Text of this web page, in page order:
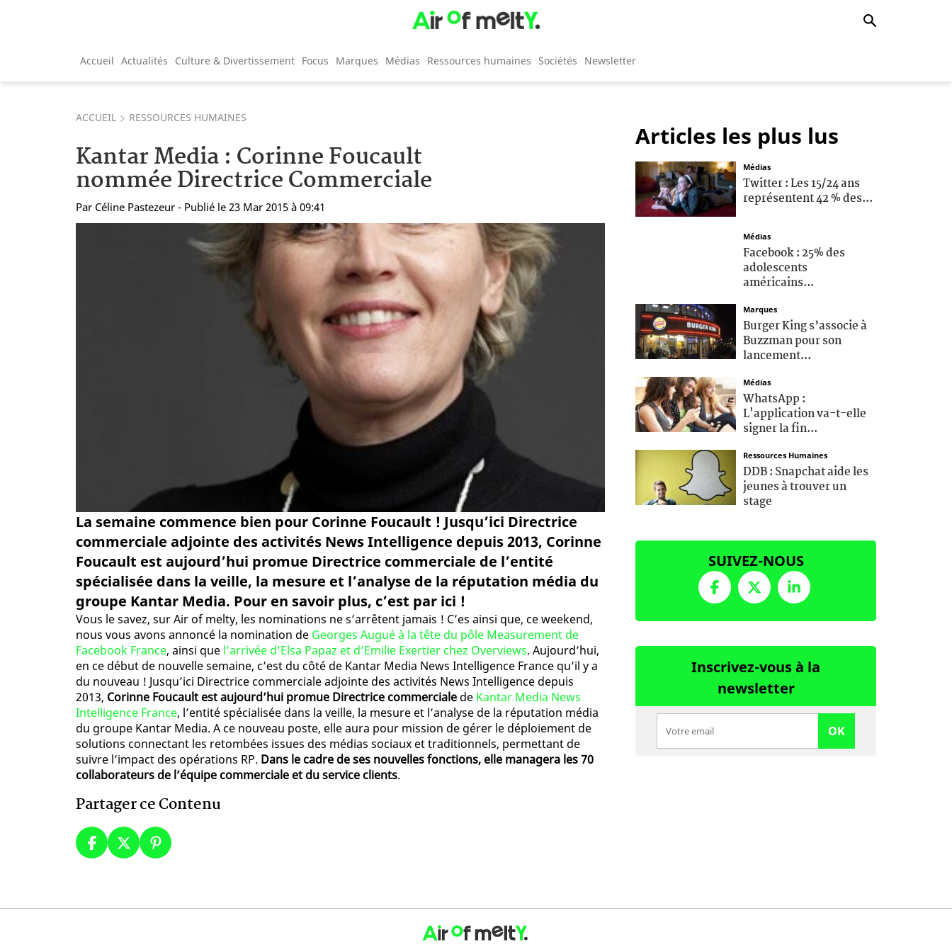
Accueil Actualités Culture & Divertissement Focus Marques Médias Ressources humaines Sociétés Newsletter
ACCUEIL RESSOURCES HUMAINES
Kantar Media : Corinne Foucault
nommée Directrice Commerciale
Par Céline Pastezeur - Publié le 23 Mar 2015 à 09:41
La semaine commence bien pour Corinne Foucault ! Jusqu’ici Directrice
commerciale adjointe des activités News Intelligence depuis 2013, Corinne
Foucault est aujourd’hui promue Directrice commerciale de l’entité
spécialisée dans la veille, la mesure et l’analyse de la réputation média du
groupe Kantar Media. Pour en savoir plus, c’est par ici !
Vous le savez, sur Air of melty, les nominations ne s’arrêtent jamais ! C’es ainsi que, ce weekend,
nous vous avons annoncé la nomination de Georges Augué à la tête du pôle Measurement de
Facebook France, ainsi que l’arrivée d’Elsa Papaz et d’Emilie Exertier chez Overviews. Aujourd’hui,
en ce début de nouvelle semaine, c’est du côté de Kantar Media News Intelligence France qu’il y a
du nouveau ! Jusqu’ici Directrice commerciale adjointe des activités News Intelligence depuis
2013, Corinne Foucault est aujourd’hui promue Directrice commerciale de Kantar Media News
Intelligence France, l’entité spécialisée dans la veille, la mesure et l’analyse de la réputation média
du groupe Kantar Media. A ce nouveau poste, elle aura pour mission de gérer le déploiement de
solutions connectant les retombées issues des médias sociaux et traditionnels, permettant de
suivre l’impact des opérations RP. Dans le cadre de ses nouvelles fonctions, elle managera les 70
collaborateurs de l’équipe commerciale et du service clients.
Partager ce Contenu
Articles les plus lus
Médias
Twitter : Les 15/24 ans
représentent 42 % des...
Médias
Facebook : 25% des
adolescents
américains...
Marques
Burger King s’associe à
Buzzman pour son
lancement...
Médias
WhatsApp :
L'application va-t-elle
signer la fin...
Ressources Humaines
DDB : Snapchat aide les
jeunes à trouver un
stage
SUIVEZ-NOUS
Inscrivez-vous à la
newsletter
OK